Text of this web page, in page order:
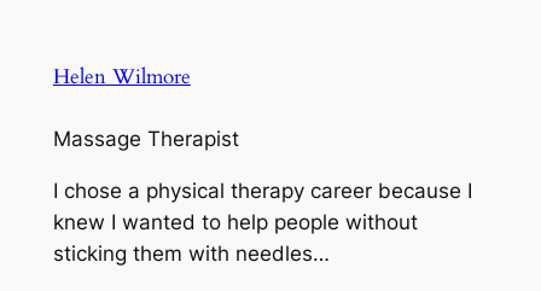
Helen Wilmore
Massage Therapist
I chose a physical therapy career because I
knew I wanted to help people without
sticking them with needles…